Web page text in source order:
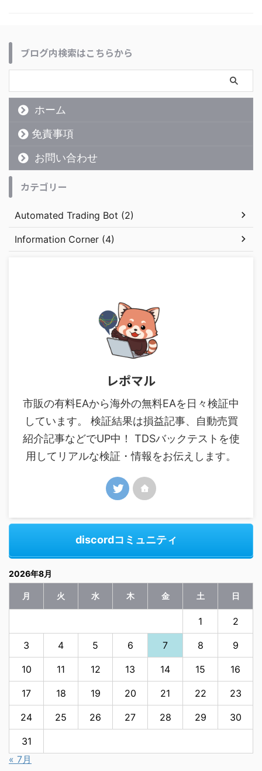
ブログ内検索はこちらから
ホーム
免責事項
お問い合わせ
カテゴリー
Automated Trading Bot (2)
Information Corner (4)
レポマル
市販の有料EAから海外の無料EAを日々検証中
しています。 検証結果は損益記事、自動売買
紹介記事などでUP中！ TDSバックテストを使
用してリアルな検証・情報をお伝えします。
discordコミュニティ
2026年8月
月 火 水 木 金 土 日
1 2
3 4 5 6 7 8 9
10 11 12 13 14 15 16
17 18 19 20 21 22 23
24 25 26 27 28 29 30
31
« 7月